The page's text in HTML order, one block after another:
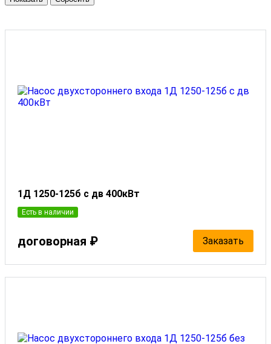
1Д 1250-125б с дв 400кВт
Есть в наличии
договорная ₽ Заказать